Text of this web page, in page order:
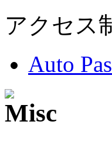
アクセス
Auto